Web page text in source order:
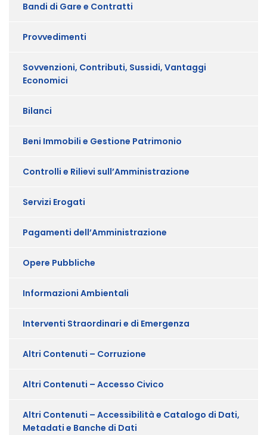
Bandi di Gare e Contratti
Provvedimenti
Sovvenzioni, Contributi, Sussidi, Vantaggi
Economici
Bilanci
Beni Immobili e Gestione Patrimonio
Controlli e Rilievi sull’Amministrazione
Servizi Erogati
Pagamenti dell’Amministrazione
Opere Pubbliche
Informazioni Ambientali
Interventi Straordinari e di Emergenza
Altri Contenuti – Corruzione
Altri Contenuti – Accesso Civico
Altri Contenuti – Accessibilità e Catalogo di Dati,
Metadati e Banche di Dati